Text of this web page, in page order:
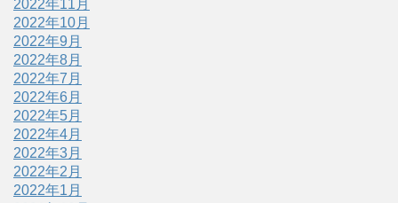
2022年11月
2022年10月
2022年9月
2022年8月
2022年7月
2022年6月
2022年5月
2022年4月
2022年3月
2022年2月
2022年1月